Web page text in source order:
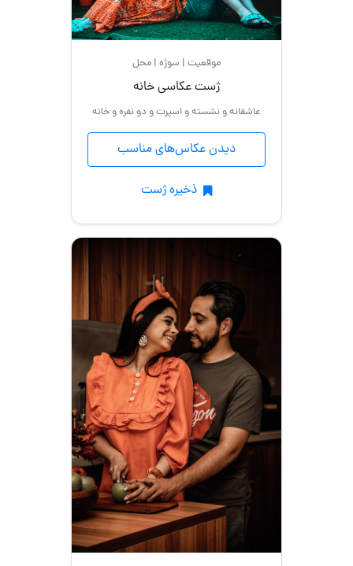
موقعیت | سوژه | محل
ژست عکاسی خانه
عاشقانه و نشسته و اسپرت و دو نفره و خانه
دیدن عکاس‌های مناسب
ذخیره ژست